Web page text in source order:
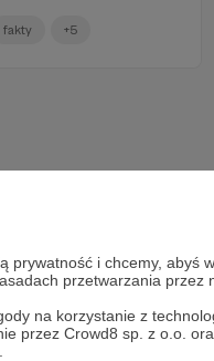
prywatność i chcemy, abyś
przetwarzania przez
na korzystanie z
przez Crowd8 sp. z o.o.
nowe teorie na temat
kto na niej korzysta.
fakty +5